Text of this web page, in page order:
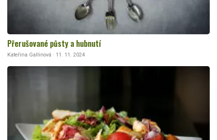
Přerušované půsty a hubnutí
Kateřina Gallinová · 11. 11. 2024